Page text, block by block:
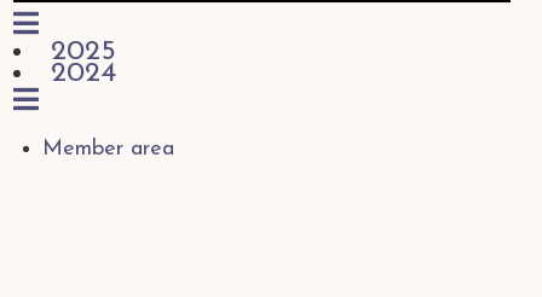
2025
2024
Member area